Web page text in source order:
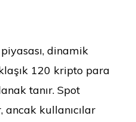
dinamik
120 kripto para
tanır. Spot
kullanıcılar